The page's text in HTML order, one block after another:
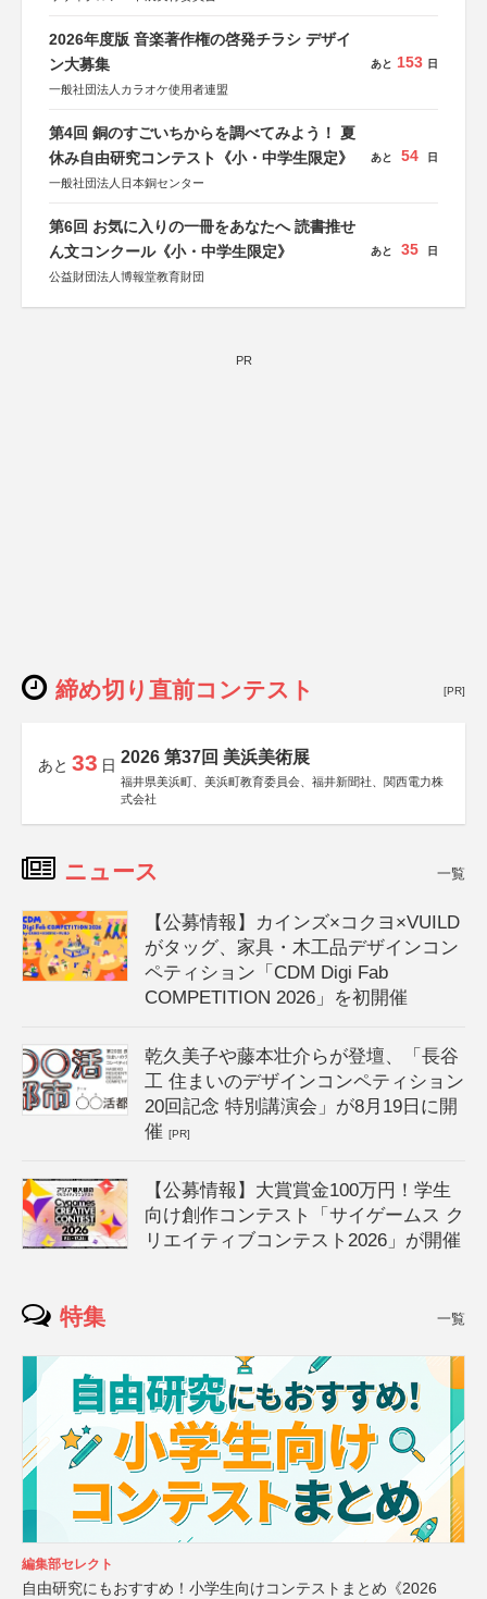
2026年度版 音楽著作権の啓発チラシ デザイ
ン大募集
一般社団法人カラオケ使用者連盟
あと 153 日
第4回 銅のすごいちからを調べてみよう！ 夏
休み自由研究コンテスト《小・中学生限定》
一般社団法人日本銅センター
あと 54 日
第6回 お気に入りの一冊をあなたへ 読書推せ
ん文コンクール《小・中学生限定》
公益財団法人博報堂教育財団
あと 35 日
PR
締め切り直前コンテスト [PR]
あと 33 日 2026 第37回 美浜美術展
福井県美浜町、美浜町教育委員会、福井新聞社、関西電力株
式会社
ニュース 一覧
【公募情報】カインズ×コクヨ×VUILD
がタッグ、家具・木工品デザインコン
ペティション「CDM Digi Fab
COMPETITION 2026」を初開催
乾久美子や藤本壮介らが登壇、「長谷
工 住まいのデザインコンペティション
20回記念 特別講演会」が8月19日に開
催[PR]
【公募情報】大賞賞金100万円！学生
向け創作コンテスト「サイゲームス ク
リエイティブコンテスト2026」が開催
特集 一覧
編集部セレクト
自由研究にもおすすめ！小学生向けコンテストまとめ《2026